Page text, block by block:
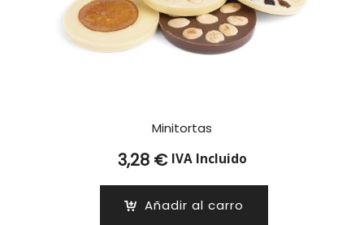
Minitortas
3,28 € IVA Incluido
Añadir al carro